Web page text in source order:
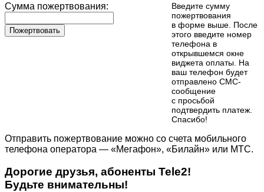
Сумма пожертвования:
Пожертвовать
Введите сумму
пожертвования
в форме выше. После
этого введите номер
телефона в
открывшемся окне
виджета оплаты. На
ваш телефон будет
отправлено СМС-
сообщение
с просьбой
подтвердить платеж.
Cпасибо!
Отправить пожертвование можно со счета мобильного
телефона оператора — «Мегафон», «Билайн» или МТС.
Дорогие друзья, абоненты Tele2!
Будьте внимательны!